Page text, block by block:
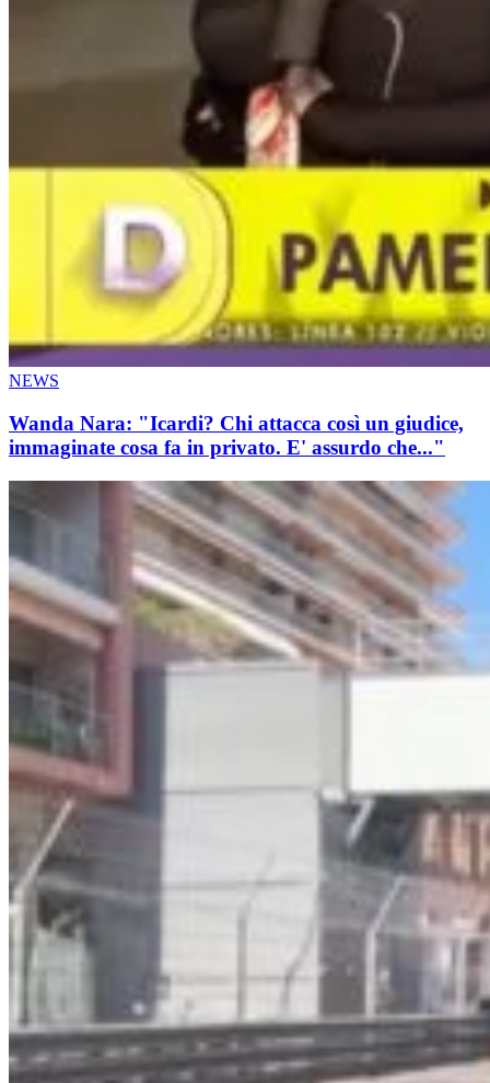
NEWS
Wanda Nara: "Icardi? Chi attacca così un giudice,
immaginate cosa fa in privato. E' assurdo che..."